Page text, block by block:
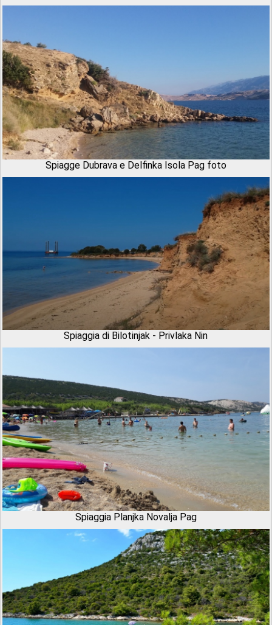
Spiagge Dubrava e Delfinka Isola Pag foto
Spiaggia di Bilotinjak - Privlaka Nin
Spiaggia Planjka Novalja Pag